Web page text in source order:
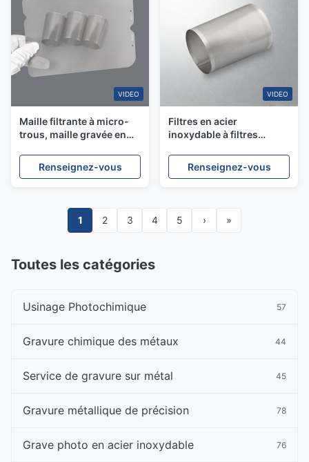
VIDEO
Maille filtrante à micro-
trous, maille gravée en
une Filtration de
précision industrielle
Renseignez-vous
VIDEO
Filtres en acier
inoxydable à filtres
Renseignez-vous
1 2 3 4 5 › »
Toutes les catégories
Usinage Photochimique 57
Gravure chimique des métaux 44
Service de gravure sur métal 45
Gravure métallique de précision 78
Grave photo en acier inoxydable 76